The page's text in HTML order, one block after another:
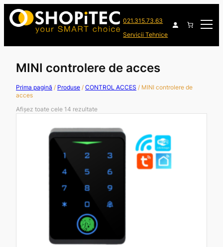
021.315.73.63
Servicii Tehnice
MINI controlere de acces
Prima pagină / Produse / CONTROL ACCES / MINI controlere de
acces
Afișez toate cele 14 rezultate